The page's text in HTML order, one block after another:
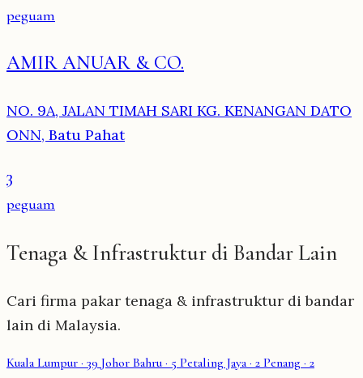
peguam
AMIR ANUAR & CO.
NO. 9A, JALAN TIMAH SARI KG. KENANGAN DATO
ONN, Batu Pahat
3
peguam
Tenaga & Infrastruktur di Bandar Lain
Cari firma pakar tenaga & infrastruktur di bandar
lain di Malaysia.
Kuala Lumpur · 39 Johor Bahru · 5 Petaling Jaya· 2 Penang · 2